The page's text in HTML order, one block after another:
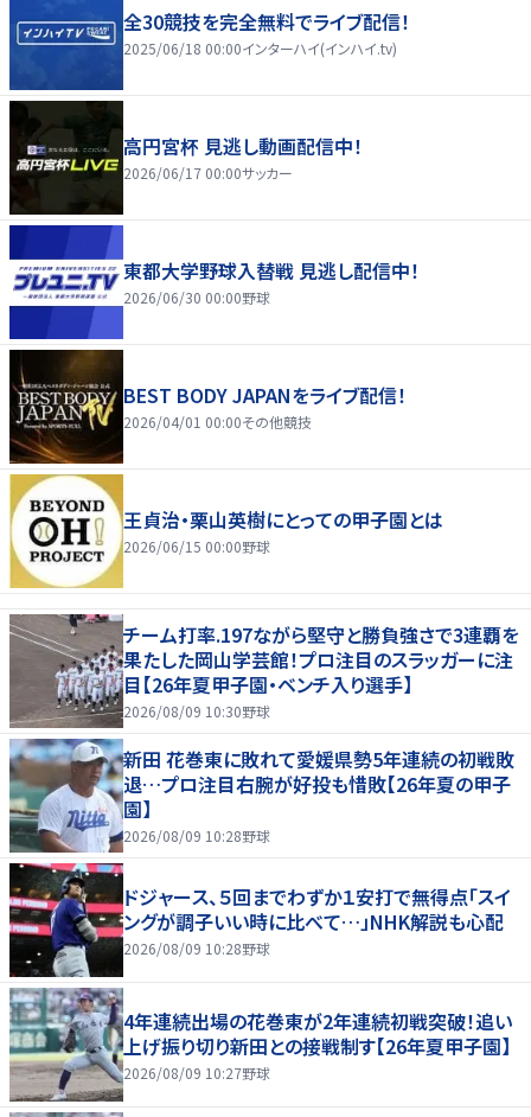
全30競技を完全無料でライブ配信！
2025/06/18 00:00インターハイ(インハイ.tv)
高円宮杯 見逃し動画配信中！
2026/06/17 00:00サッカー
東都大学野球入替戦 見逃し配信中！
2026/06/30 00:00野球
BEST BODY JAPANをライブ配信！
2026/04/01 00:00その他競技
王貞治・栗山英樹にとっての甲子園とは
2026/06/15 00:00野球
チーム打率.197ながら堅守と勝負強さで3連覇を
果たした岡山学芸館！プロ注目のスラッガーに注
目【26年夏甲子園・ベンチ入り選手】
2026/08/09 10:30野球
新田 花巻東に敗れて愛媛県勢5年連続の初戦敗
退…プロ注目右腕が好投も惜敗【26年夏の甲子
園】
2026/08/09 10:28野球
ドジャース、５回までわずか１安打で無得点「スイ
ングが調子いい時に比べて…」NHK解説も心配
2026/08/09 10:28野球
4年連続出場の花巻東が2年連続初戦突破！追い
上げ振り切り新田との接戦制す【26年夏甲子園】
2026/08/09 10:27野球